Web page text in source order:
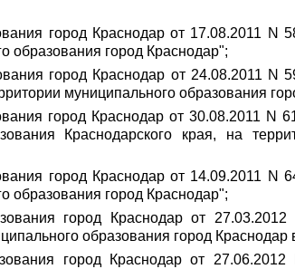
город Краснодар от 17.08.2011
образования город Краснодар";
город Краснодар от 24.08.2011
муниципального образования
город Краснодар от 30.08.2011 N
Краснодарского края, на
город Краснодар от 14.09.2011
образования город Краснодар";
город Краснодар от
образования город Краснодар
город Краснодар от